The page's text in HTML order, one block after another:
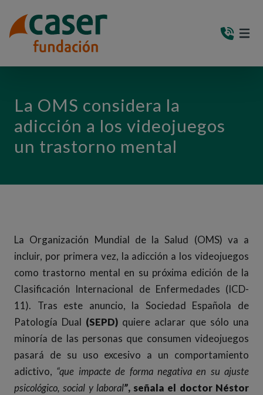
La OMS considera la
adicción a los videojuegos
un trastorno mental
La Organización Mundial de la Salud (OMS) va a
incluir, por primera vez, la adicción a los videojuegos
como trastorno mental en su próxima edición de la
Clasificación Internacional de Enfermedades (ICD-
11). Tras este anuncio, la Sociedad Española de
Patología Dual (SEPD) quiere aclarar que sólo una
minoría de las personas que consumen videojuegos
pasará de su uso excesivo a un comportamiento
adictivo, “que impacte de forma negativa en su ajuste
psicológico, social y laboral”, señala el doctor Néstor